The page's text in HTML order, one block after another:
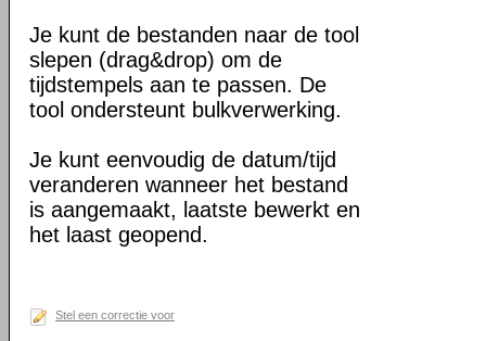
Je kunt de bestanden naar de tool
slepen (drag&drop) om de
tijdstempels aan te passen. De
tool ondersteunt bulkverwerking.
Je kunt eenvoudig de datum/tijd
veranderen wanneer het bestand
is aangemaakt, laatste bewerkt en
het laast geopend.
Stel een correctie voor